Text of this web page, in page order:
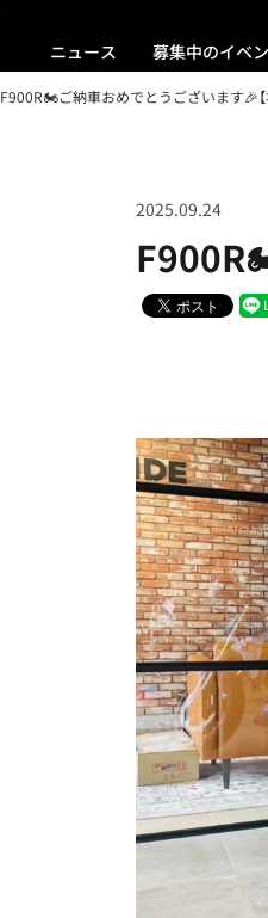
ニュース 募集中のイベ
F900R🏍ご納車おめでとうございます🎉【
2025.09.24